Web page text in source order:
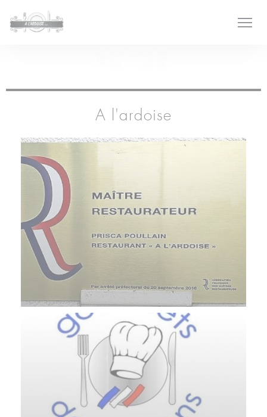
A l'ardoise